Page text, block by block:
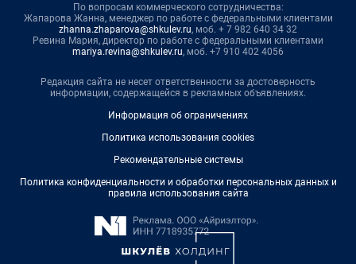
По вопросам коммерческого сотрудничества:
Жапарова Жанна, менеджер по работе с федеральными клиентами
zhanna.zhaparova@shkulev.ru, моб. + 7 982 640 34 32
Ревина Мария, директор по работе с федеральными клиентами
mariya.revina@shkulev.ru, моб. +7 910 402 4056
Редакция сайта не несет ответственности за достоверность
информации, содержащейся в рекламных объявлениях.
Информация об ограничениях
Политика использования cookies
Рекомендательные системы
Политика конфиденциальности и обработки персональных данных и
правила использования сайта